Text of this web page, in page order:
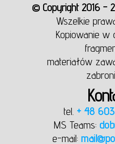
© Copyright 2016 -
Wszelkie
Kopiowanie w
materiałów
tel. + 48
MS Teams:
e-mail: